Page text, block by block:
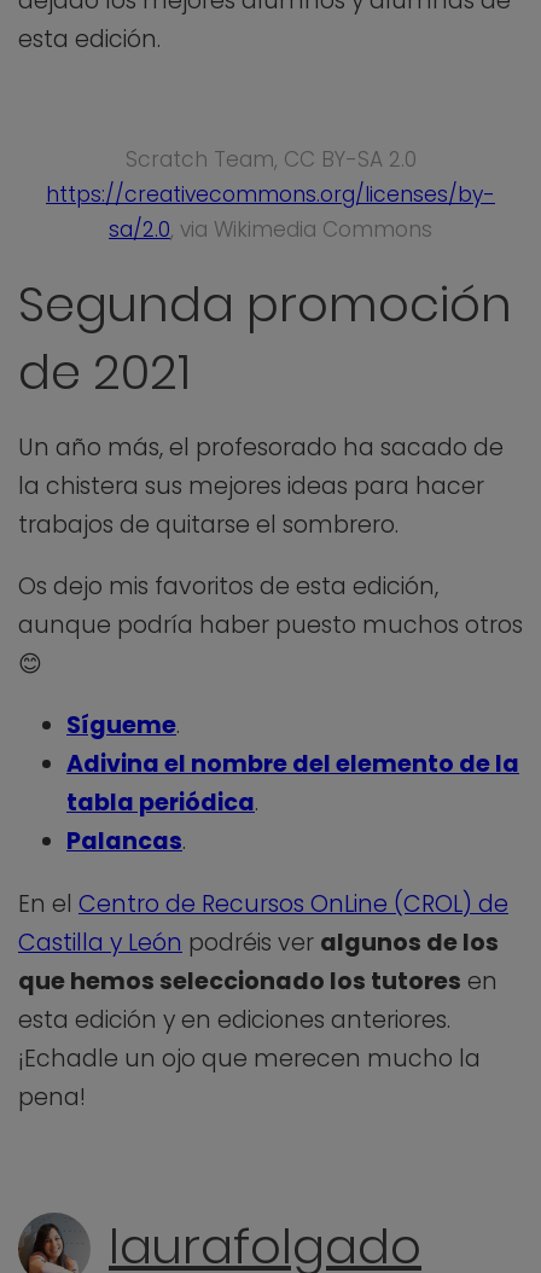
esta edición.
Scratch Team, CC BY-SA 2.0
https://creativecommons.org/licenses/by-
sa/2.0, via Wikimedia Commons
Segunda promoción
de 2021
Un año más, el profesorado ha sacado de
la chistera sus mejores ideas para hacer
trabajos de quitarse el sombrero.
Os dejo mis favoritos de esta edición,
aunque podría haber puesto muchos otros
😊
Sígueme.
Adivina el nombre del elemento de la
tabla periódica.
Palancas.
En el Centro de Recursos OnLine (CROL) de
Castilla y León podréis ver algunos de los
que hemos seleccionado los tutores en
esta edición y en ediciones anteriores.
¡Echadle un ojo que merecen mucho la
pena!
laurafolgado